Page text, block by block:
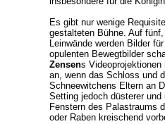
Es gibt nur wenige
gestalteten Bühne. Auf
Leinwände werden Bilder
opulenten Bewegtbilder
Zensens
an, wenn das Schloss und
Schneewitchens Eltern an
Setting jedoch düsterer
Fenstern des Palastraums
oder Raben kreischend